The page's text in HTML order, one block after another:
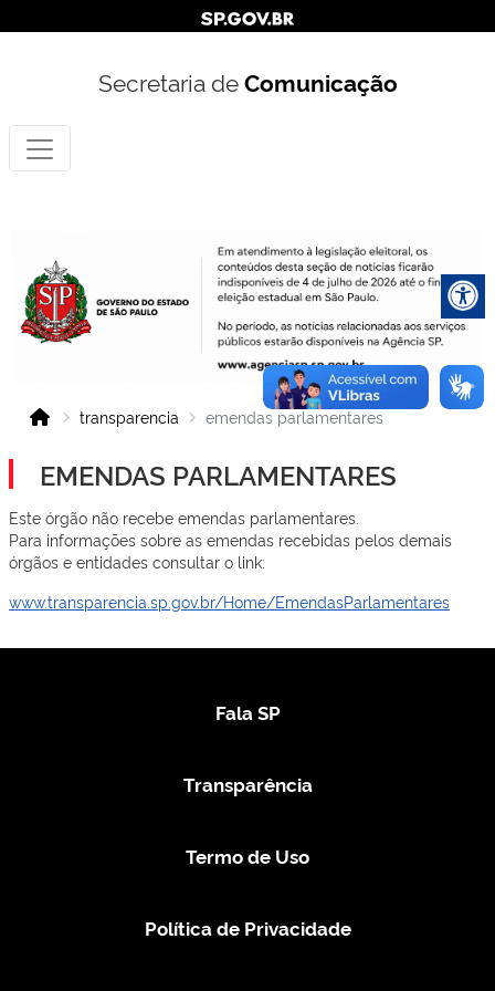
Secretaria deComunicação
transparencia emendas parlamentares
EMENDAS PARLAMENTARES
Este órgão não recebe emendas parlamentares.
Para informações sobre as emendas recebidas pelos demais
órgãos e entidades consultar o link:
www.transparencia.sp.gov.br/Home/EmendasParlamentares
Fala SP
Transparência
Termo de Uso
Política de Privacidade